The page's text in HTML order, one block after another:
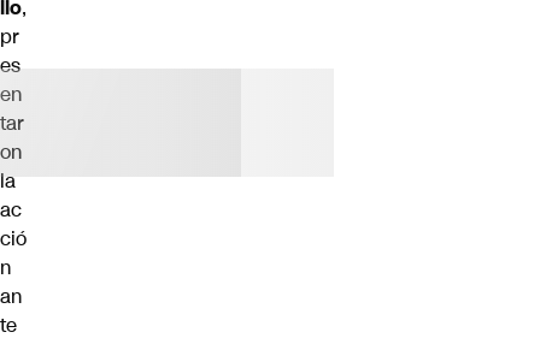
llo,
pr
es
en
tar
on
la
ac
ció
n
an
te